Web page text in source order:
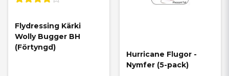
Flydressing Kärki
Wolly Bugger BH
(Förtyngd)
Hurricane Flugor -
Nymfer (5-pack)